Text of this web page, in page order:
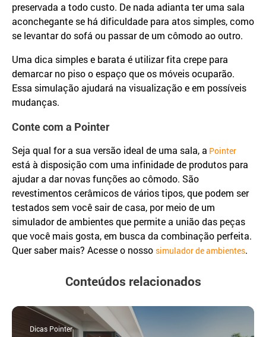
preservada a todo custo. De nada adianta ter uma sala
aconchegante se há dificuldade para atos simples, como
se levantar do sofá ou passar de um cômodo ao outro.
Uma dica simples e barata é utilizar fita crepe para
demarcar no piso o espaço que os móveis ocuparão.
Essa simulação ajudará na visualização e em possíveis
mudanças.
Conte com a Pointer
Seja qual for a sua versão ideal de uma sala, a Pointer
está à disposição com uma infinidade de produtos para
ajudar a dar novas funções ao cômodo. São
revestimentos cerâmicos de vários tipos, que podem ser
testados sem você sair de casa, por meio de um
simulador de ambientes que permite a união das peças
que você mais gosta, em busca da combinação perfeita.
Quer saber mais? Acesse o nosso simulador de ambientes.
Conteúdos relacionados
Dicas Pointer